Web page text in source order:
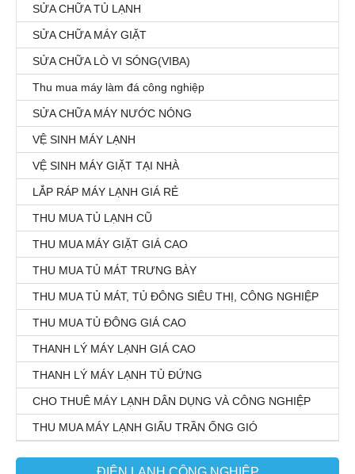
SỬA CHỮA TỦ LẠNH
SỬA CHỮA MÁY GIẶT
SỬA CHỮA LÒ VI SÓNG(VIBA)
Thu mua máy làm đá công nghiệp
SỬA CHỮA MÁY NƯỚC NÓNG
VỆ SINH MÁY LẠNH
VỆ SINH MÁY GIẶT TẠI NHÀ
LẮP RÁP MÁY LẠNH GIÁ RẺ
THU MUA TỦ LẠNH CŨ
THU MUA MÁY GIẶT GIÁ CAO
THU MUA TỦ MÁT TRƯNG BÀY
THU MUA TỦ MÁT, TỦ ĐÔNG SIÊU THỊ, CÔNG NGHIỆP
THU MUA TỦ ĐÔNG GIÁ CAO
THANH LÝ MÁY LẠNH GIÁ CAO
THANH LÝ MÁY LẠNH TỦ ĐỨNG
CHO THUÊ MÁY LẠNH DÂN DỤNG VÀ CÔNG NGHIỆP
THU MUA MÁY LẠNH GIẤU TRẦN ỐNG GIÓ